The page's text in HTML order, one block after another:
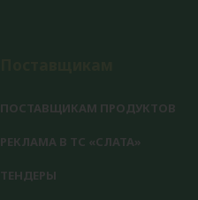
ПОСТАВЩИКАМ ПРОДУКТОВ
РЕКЛАМА В ТС «СЛАТА»
ТЕНДЕРЫ